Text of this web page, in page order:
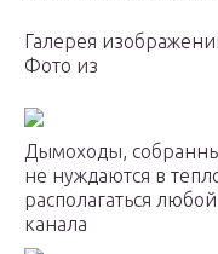
Галерея
Фото из
Дымоходы,
не нуждаются в
располагаться
канала